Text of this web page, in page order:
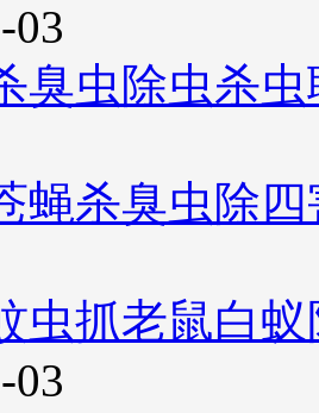
03
臭虫除虫杀
蝇杀臭虫除
虫抓老鼠白
03